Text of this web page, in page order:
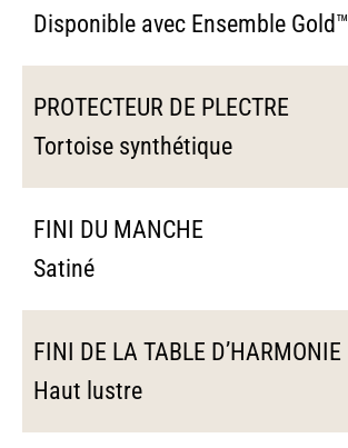
Disponible avec Ensemble Gold™
PROTECTEUR DE PLECTRE
Tortoise synthétique
FINI DU MANCHE
Satiné
FINI DE LA TABLE D’HARMONIE
Haut lustre